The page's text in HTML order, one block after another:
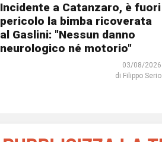
Incidente a Catanzaro, è fuori
pericolo la bimba ricoverata
al Gaslini: "Nessun danno
neurologico né motorio"
03/08/2026
di Filippo Serio